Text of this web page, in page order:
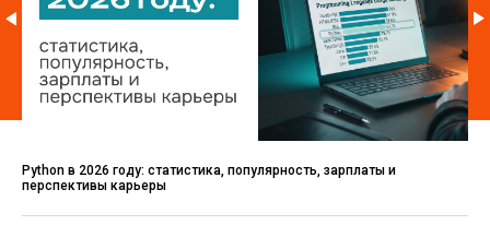
Python в 2026 году: статистика, популярность, зарплаты и
перспективы карьеры